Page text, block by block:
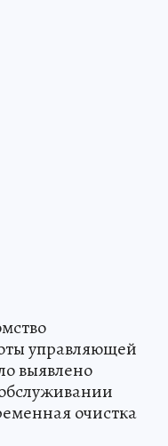
управляющей
выявлено
очистка